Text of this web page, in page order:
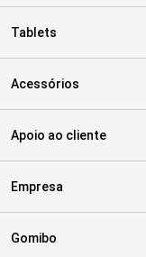
Tablets
Acessórios
Apoio ao cliente
Empresa
Gomibo